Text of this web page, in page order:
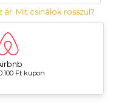
ár. Mit csinálok rosszul?
Ft kupon